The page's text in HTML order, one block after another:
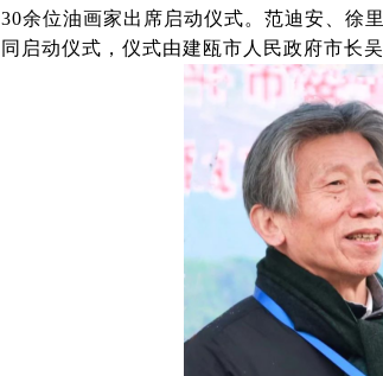
30余位油画家出席启动仪式。范迪安、徐
同启动仪式，仪式由建瓯市人民政府市长吴